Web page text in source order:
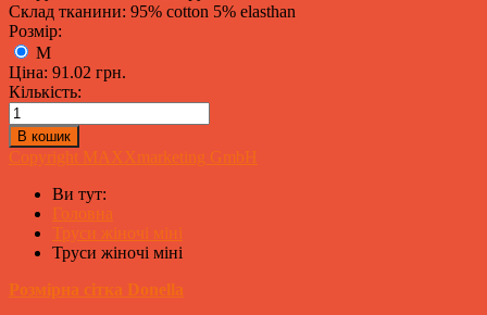
Склад тканини: 95% cotton 5% elasthan
Розмір:
M
Ціна: 91.02 грн.
Кількість:
Copyright MAXXmarketing GmbH
Ви тут:
Головна
Труси жіночі міні
Труси жіночі міні
Розмірна сітка Donella